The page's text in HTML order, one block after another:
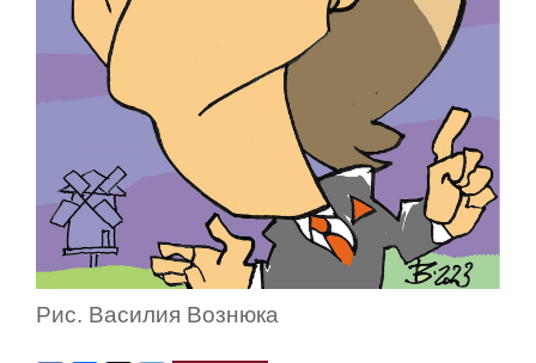
Рис. Василия Вознюка